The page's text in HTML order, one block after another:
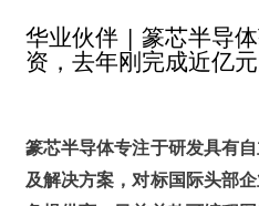
华业伙伴 | 篆芯半导
资，去年刚完成近亿
篆芯半导体专注于研发具有
及解决方案，对标国际头部